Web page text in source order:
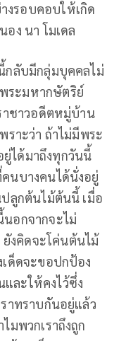
งรอบคอบให้เกิด
ง นา โมเดล
กลับมีกลุ่มบุคคลไม่
ระมหากษัตริย์
าชาวอดีตหมู่บ้าน
ราะว่า ถ้าไม่มีพระ
ได้มาถึงทุกวันนี้
นบางคนได้นั่งอยู่
ปลูกต้นไม้ต้นนี้ เมื่อ
อกจากจะไม่
งคิดจะโค่นต้นไม้
เด็ดจะขอปกป้อง
ละให้คงไว้ซึ่ง
าทราบกันอยู่แล้ว
มพวกเราถึงถูก